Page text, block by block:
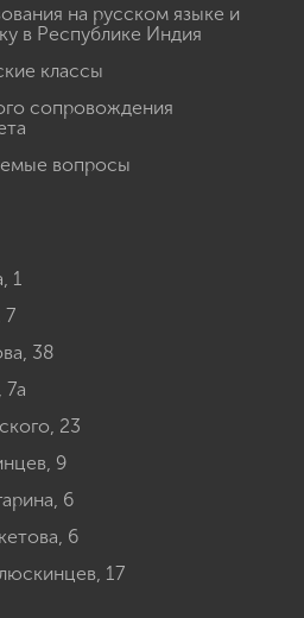
на русском языке и
в Республике Индия
классы
сопровождения
вопросы
1
7
38
23
9
6
6
17